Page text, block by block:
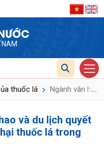
thuốc lá Ngành văn ...
và du lịch quyết
thuốc lá trong